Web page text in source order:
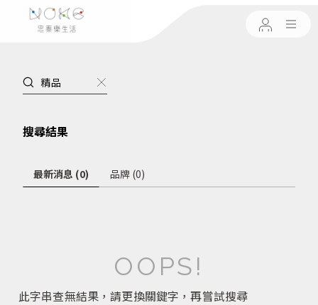
搜尋結果
最新消息 (0) 品牌 (0)
OOPS!
此字串查無結果，請更換關鍵字，再嘗試搜尋